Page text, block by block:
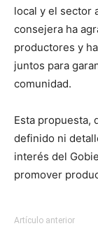
local y el sector
consejera ha
productores y
juntos para
comunidad.
Esta propuesta,
definido ni
interés del
promover
Artículo anterior